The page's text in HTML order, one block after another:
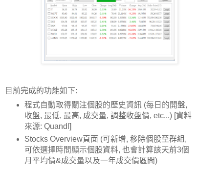
目前完成的功能如下:
程式自動取得關注個股的歷史資訊 (每日的開盤,
收盤, 最低, 最高, 成交量, 調整收盤價, etc...) [資料
來源: Quandl]
Stocks Overview頁面 (可新增, 移除個股至群組,
可依選擇時間顯示個股資料, 也會計算該天前3個
月平均價&成交量以及一年成交價區間)